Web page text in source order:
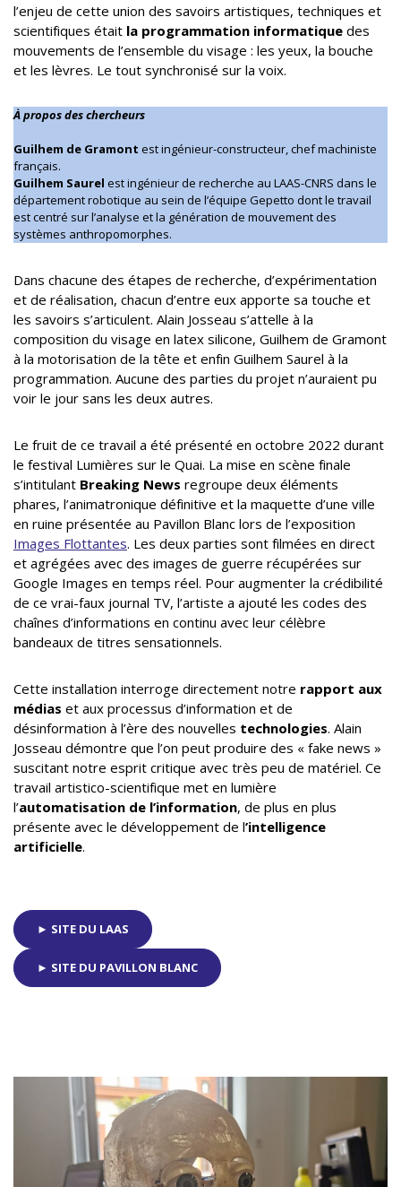
l’enjeu de cette union des savoirs artistiques, techniques et
scientifiques était la programmation informatique des
mouvements de l’ensemble du visage : les yeux, la bouche
et les lèvres. Le tout synchronisé sur la voix.
À propos des chercheurs
Guilhem de Gramont est ingénieur-constructeur, chef machiniste
français.
Guilhem Saurel est ingénieur de recherche au LAAS-CNRS dans le
département robotique au sein de l’équipe Gepetto dont le travail
est centré sur l’analyse et la génération de mouvement des
systèmes anthropomorphes.
Dans chacune des étapes de recherche, d’expérimentation
et de réalisation, chacun d’entre eux apporte sa touche et
les savoirs s’articulent. Alain Josseau s’attelle à la
composition du visage en latex silicone, Guilhem de Gramont
à la motorisation de la tête et enfin Guilhem Saurel à la
programmation. Aucune des parties du projet n’auraient pu
voir le jour sans les deux autres.
Le fruit de ce travail a été présenté en octobre 2022 durant
le festival Lumières sur le Quai. La mise en scène finale
s’intitulant Breaking News regroupe deux éléments
phares, l’animatronique définitive et la maquette d’une ville
en ruine présentée au Pavillon Blanc lors de l’exposition
Images Flottantes. Les deux parties sont filmées en direct
et agrégées avec des images de guerre récupérées sur
Google Images en temps réel. Pour augmenter la crédibilité
de ce vrai-faux journal TV, l’artiste a ajouté les codes des
chaînes d’informations en continu avec leur célèbre
bandeaux de titres sensationnels.
Cette installation interroge directement notre rapport aux
médias et aux processus d’information et de
désinformation à l’ère des nouvelles technologies. Alain
Josseau démontre que l’on peut produire des « fake news »
suscitant notre esprit critique avec très peu de matériel. Ce
travail artistico-scientifique met en lumière
l’automatisation de l’information, de plus en plus
présente avec le développement de l’intelligence
artificielle.
► SITE DU LAAS
► SITE DU PAVILLON BLANC